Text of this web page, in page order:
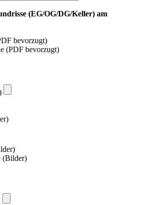
(EG/OG/DG/Keller) am
bevorzugt)
(PDF bevorzugt)
(Bilder)